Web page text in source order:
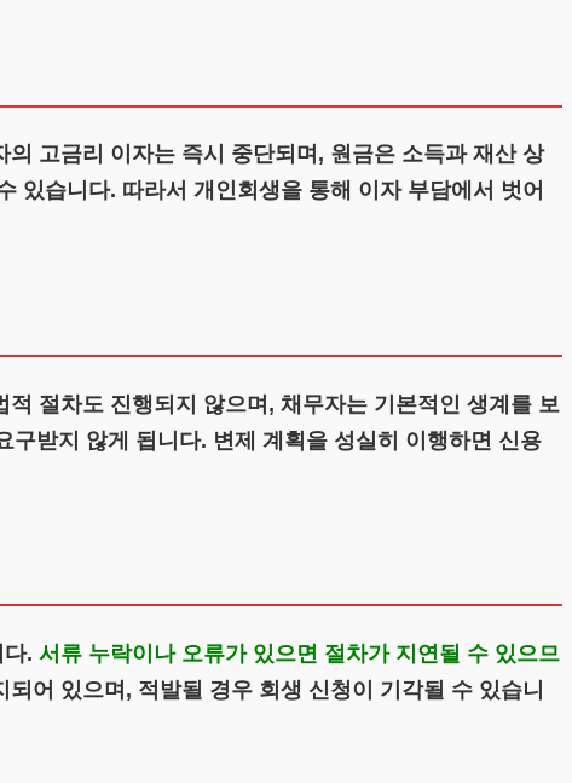
고금리 이자는 즉시 중단되며, 원금은 소득과 재산 상
있습니다. 따라서 개인회생을 통해 이자 부담에서 벗어
적 절차도 진행되지 않으며, 채무자는 기본적인 생계를 보
받지 않게 됩니다. 변제 계획을 성실히 이행하면 신용
. 서류 누락이나 오류가 있으면 절차가 지연될 수 있으므
어 있으며, 적발될 경우 회생 신청이 기각될 수 있습니